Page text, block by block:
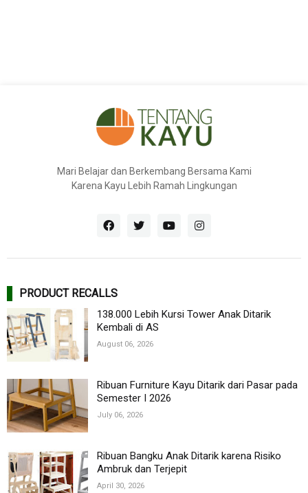
Mari Belajar dan Berkembang Bersama Kami
Karena Kayu Lebih Ramah Lingkungan
PRODUCT RECALLS
138.000 Lebih Kursi Tower Anak Ditarik
Kembali di AS
August 06, 2026
Ribuan Furniture Kayu Ditarik dari Pasar pada
Semester I 2026
July 06, 2026
Ribuan Bangku Anak Ditarik karena Risiko
Ambruk dan Terjepit
April 30, 2026